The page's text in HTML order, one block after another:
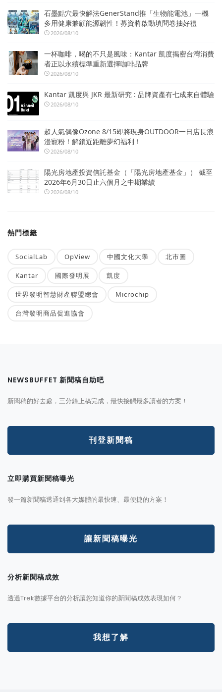
石墨點穴最快解法GenerStand推「生物能電池」一機
多用健康兼顧能源韌性！募資將啟動填問卷抽好禮
2026/08/10
一杯咖啡，喝的不只是風味：Kantar 凱度揭密台灣消費
者正以永續標準重新選擇咖啡品牌
2026/08/10
Kantar 凱度與 JKR 最新研究 : 品牌資產有七成來自體驗
2026/08/10
超人氣偶像Ozone 8/15即將現身OUTDOOR一日店長浪
漫寵粉！解鎖近距離夢幻福利！
2026/08/10
陽光房地產投資信託基金（「陽光房地產基金」） 截至
2026年6月30日止六個月之中期業績
2026/08/10
熱門標籤
SocialLab OpView 中國文化大學 北市圖
Kantar 國際發明展 凱度
世界發明智慧財產聯盟總會 Microchip
台灣發明商品促進協會
NEWSBUFFET 新聞稿自助吧
新聞稿的好去處，三分鐘上稿完成，最快接觸最多讀者的方案！
刊登新聞稿
立即購買新聞稿曝光
發一篇新聞稿透通到各大媒體的最快速、最便捷的方案！
讓新聞稿曝光
分析新聞稿成效
透過Trek數據平台的分析讓您知道你的新聞稿成效表現如何？
我想了解